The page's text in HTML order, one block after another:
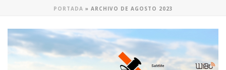
PORTADA » ARCHIVO DE AGOSTO 2023